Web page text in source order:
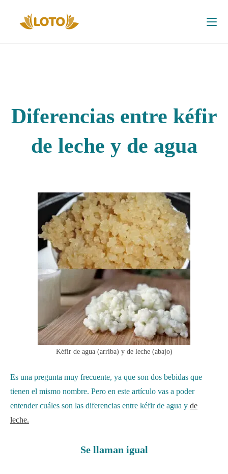
Diferencias entre kéfir
de leche y de agua
Kéfir de agua (arriba) y de leche (abajo)
Es una pregunta muy frecuente, ya que son dos bebidas que
tienen el mismo nombre. Pero en este artículo vas a poder
entender cuáles son las diferencias entre kéfir de agua y de
leche.
Se llaman igual